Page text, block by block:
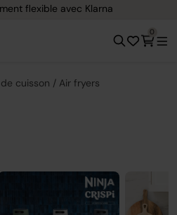
dès 40 € d'achat
0
cuisson Air fryers